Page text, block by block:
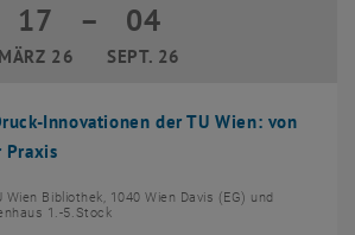
Innovationen der TU Wien: von
Praxis
17
MÄRZ 26
17 März 2026 bis 04 September 2026
– 04
SEPT. 26
Wien Bibliothek, 1040 Wien Davis (EG) und
1.-5.Stock